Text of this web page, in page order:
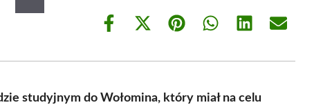
Share
Share
(Twitter)
Share Share Share Share
studyjnym do Wołomina, który miał na celu